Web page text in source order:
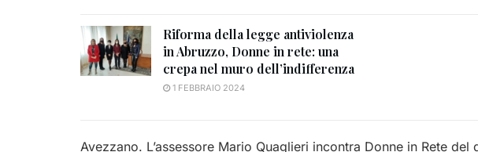
Riforma della legge antiviolenza
in Abruzzo, Donne in rete: una
crepa nel muro dell’indifferenza
1 FEBBRAIO 2024
Avezzano. L’assessore Mario Quaglieri incontra Donne in Rete